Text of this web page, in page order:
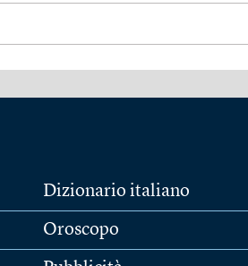
Dizionario italiano
Oroscopo